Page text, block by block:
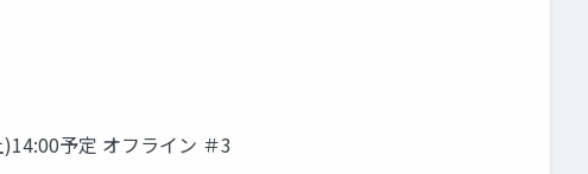
予定 オフライン ＃3